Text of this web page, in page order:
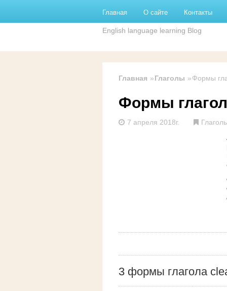
Главная О сайте Контакты
English language learning Blog
Главная Глаголы Формы
Формы
7 апреля 2018г.
3 формы глагола